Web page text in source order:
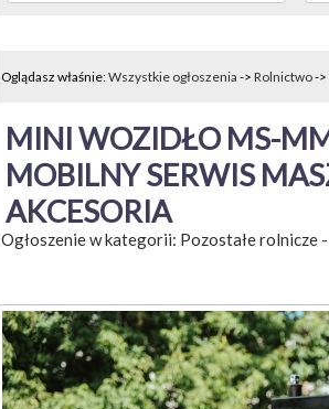
Oglądasz właśnie:Wszystkie ogłoszenia -> Rolnictwo->
MINI WOZIDŁO MS-
MOBILNY SERWIS
AKCESORIA
Ogłoszenie w kategorii: Pozostałe rolnicze-